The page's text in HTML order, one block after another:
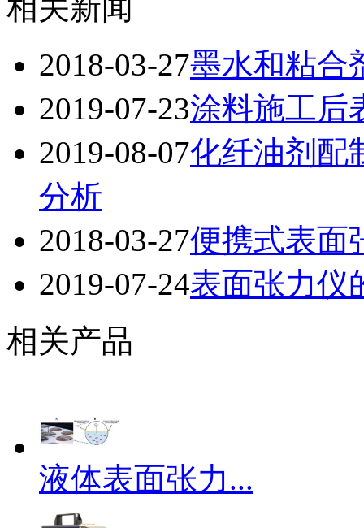
相关新闻
2018-03-27墨水和粘合
2019-07-23涂料施工后
2019-08-07化纤油剂配
分析
2018-03-27便携式表面
2019-07-24表面张力仪
相关产品
液体表面张力...